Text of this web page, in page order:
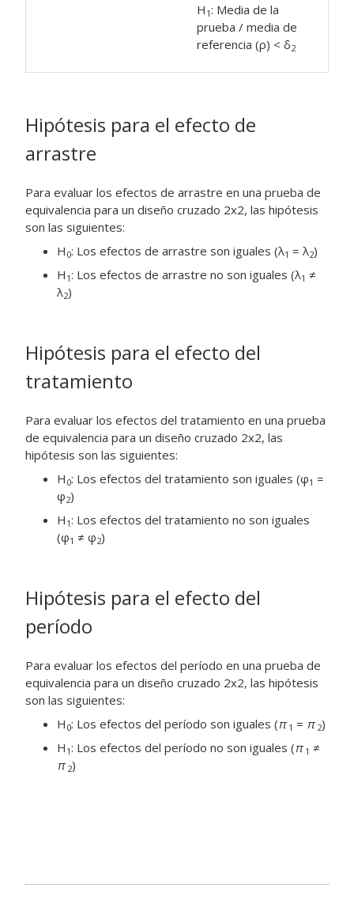
H 1: Media de la
prueba / media de
referencia (ρ) < δ2
Hipótesis para el efecto de
arrastre
Para evaluar los efectos de arrastre en una prueba de
equivalencia para un diseño cruzado 2x2, las hipótesis
son las siguientes:
H 0: Los efectos de arrastre son iguales (λ1 = λ2)
H 1: Los efectos de arrastre no son iguales (λ1 ≠
λ2)
Hipótesis para el efecto del
tratamiento
Para evaluar los efectos del tratamiento en una prueba
de equivalencia para un diseño cruzado 2x2, las
hipótesis son las siguientes:
H 0: Los efectos del tratamiento son iguales (φ1 =
φ2)
H 1: Los efectos del tratamiento no son iguales
(φ1 ≠ φ2)
Hipótesis para el efecto del
período
Para evaluar los efectos del período en una prueba de
equivalencia para un diseño cruzado 2x2, las hipótesis
son las siguientes:
H 0: Los efectos del período son iguales (π 1 = π 2)
H 1: Los efectos del período no son iguales (π 1 ≠
π 2)